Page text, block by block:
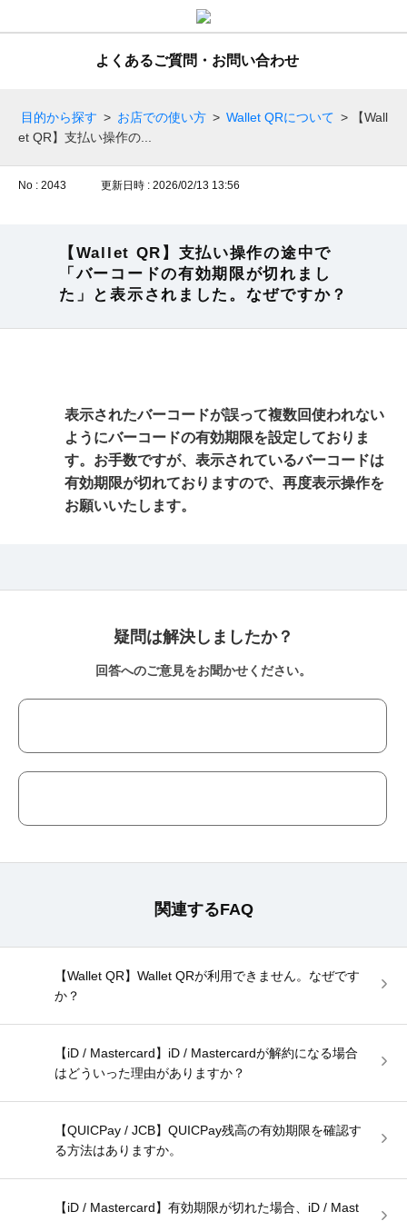
よくあるご質問・お問い合わせ
目的から探す > お店での使い方 > Wallet QRについて >
【Wall
et QR】支払い操作の...
No : 2043 更新日時 : 2026/02/13 13:56
【Wallet QR】支払い操作の途中で
「バーコードの有効期限が切れまし
た」と表示されました。なぜですか？
表示されたバーコードが誤って複数回使われない
ようにバーコードの有効期限を設定しておりま
す。お手数ですが、表示されているバーコードは
有効期限が切れておりますので、再度表示操作を
お願いいたします。
疑問は解決しましたか？
回答へのご意見をお聞かせください。
関連するFAQ
【Wallet QR】Wallet QRが利用できません。なぜです
か？
【iD / Mastercard】iD / Mastercardが解約になる場合
はどういった理由がありますか？
【QUICPay / JCB】QUICPay残高の有効期限を確認す
る方法はありますか。
【iD / Mastercard】有効期限が切れた場合、iD / Mast